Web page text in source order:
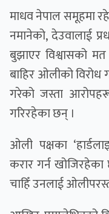
माधव नेपाल समूहमा
नमानेको, देउवालाई
बुझाएर विश्वासको
बाहिर ओलीको विरोध
गरेको जस्ता
गरिरहेका छन् ।
ओली पक्षका
करार गर्न खोजिरहेका
चाहिँ उनलाई